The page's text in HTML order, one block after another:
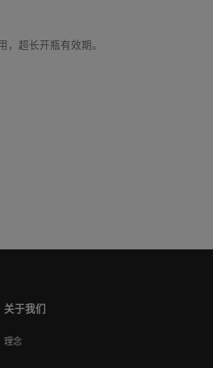
，超长开瓶有效期。
关于我们
理念